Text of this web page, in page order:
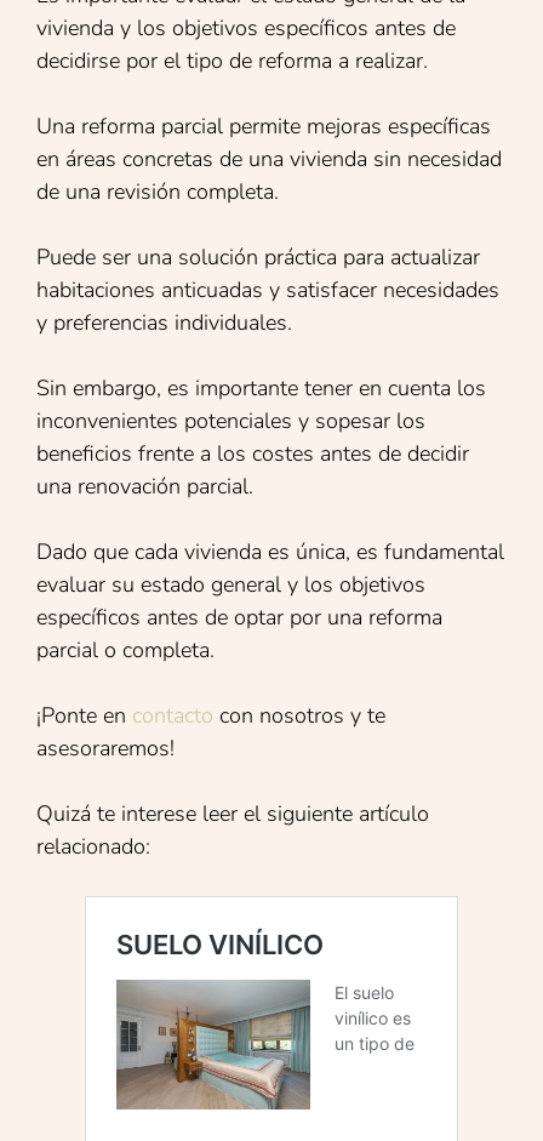
vivienda y los objetivos específicos antes de
decidirse por el tipo de reforma a realizar.
Una reforma parcial permite mejoras específicas
en áreas concretas de una vivienda sin necesidad
de una revisión completa.
Puede ser una solución práctica para actualizar
habitaciones anticuadas y satisfacer necesidades
y preferencias individuales.
Sin embargo, es importante tener en cuenta los
inconvenientes potenciales y sopesar los
beneficios frente a los costes antes de decidir
una renovación parcial.
Dado que cada vivienda es única, es fundamental
evaluar su estado general y los objetivos
específicos antes de optar por una reforma
parcial o completa.
¡Ponte en contacto con nosotros y te
asesoraremos!
Quizá te interese leer el siguiente artículo
relacionado: